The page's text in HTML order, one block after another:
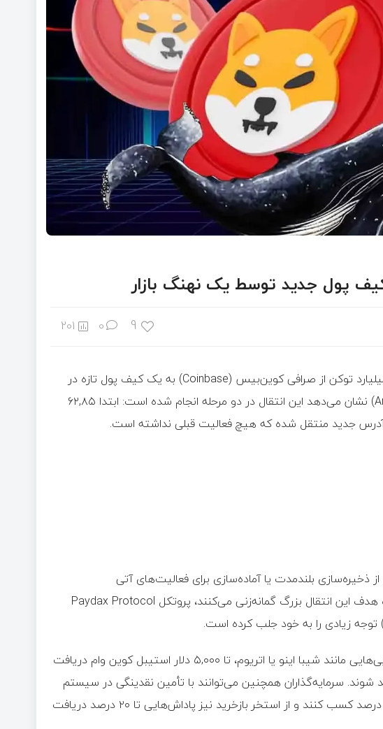
9
0
201
جامعه شیبا اینو (SHIB) پس از انتقال عظیم ۱۶۱,۳ میلیارد توکن از صرافی کوین‌بیس (Coinbase) به یک کیف‌ پول تازه در
شبکه اتریوم شگفت‌زده شد. داده‌های آرخام (Arkham) نشان می‌دهد این انتقال در دو مرحله انجام شده است: ابتدا ‌۶۲,۸۵
ذخیره‌سازی بلندمدت یا آماده‌سازی برای فعالیت‌های آتی
درون‌زنجیره‌ای باشد. در حالی که سرمایه‌گذاران درباره هدف این انتقال بزرگ گمانه‌زنی می‌کنند، پروتکل Paydax Protocol
این پلتفرم به کاربران اجازه می‌دهد بدون فروش دارایی‌هایی مانند شیبا اینو یا اتریوم، تا ‌۵,۰۰۰ دلار استیبل‌ کوین وام دریافت
شوند. سرمایه‌گذاران همچنین می‌توانند با تأمین نقدینگی در سیستم
وام‌دهی همتا به همتا (P2P)، بازدهی سالانه تا ‌۱۵,۲ درصد کسب کنند و از استخر بازخرید نیز پاداش‌هایی تا ‌۲۰ درصد دریافت